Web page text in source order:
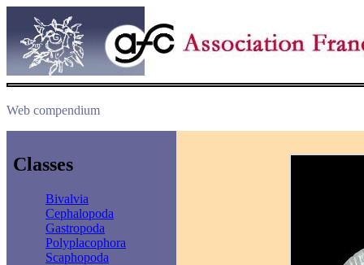
Web compendium
Classes
Bivalvia
Cephalopoda
Gastropoda
Polyplacophora
Scaphopoda